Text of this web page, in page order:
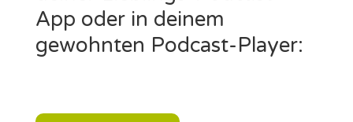
App oder in deinem
gewohnten Podcast-Player: